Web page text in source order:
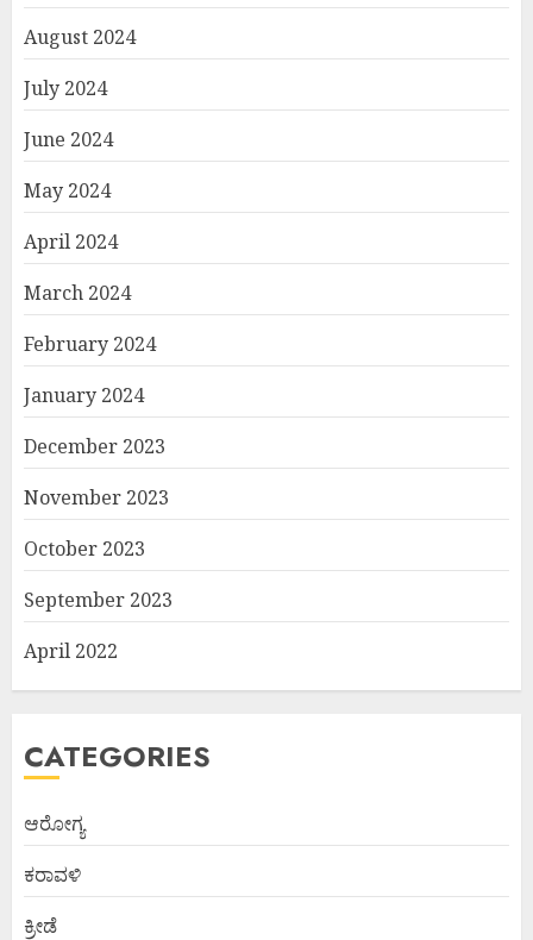
August 2024
July 2024
June 2024
May 2024
April 2024
March 2024
February 2024
January 2024
December 2023
November 2023
October 2023
September 2023
April 2022
CATEGORIES
ಆರೋಗ್ಯ
ಕರಾವಳಿ
ಕ್ರೀಡೆ